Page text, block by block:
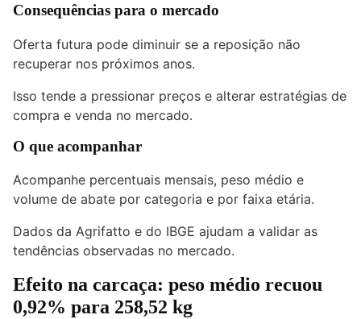
Consequências para o mercado
Oferta futura pode diminuir se a reposição não
recuperar nos próximos anos.
Isso tende a pressionar preços e alterar estratégias de
compra e venda no mercado.
O que acompanhar
Acompanhe percentuais mensais, peso médio e
volume de abate por categoria e por faixa etária.
Dados da Agrifatto e do IBGE ajudam a validar as
tendências observadas no mercado.
Efeito na carcaça: peso médio recuou
0,92% para 258,52 kg